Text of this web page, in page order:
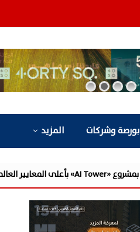
بورصة وشركات المزيد